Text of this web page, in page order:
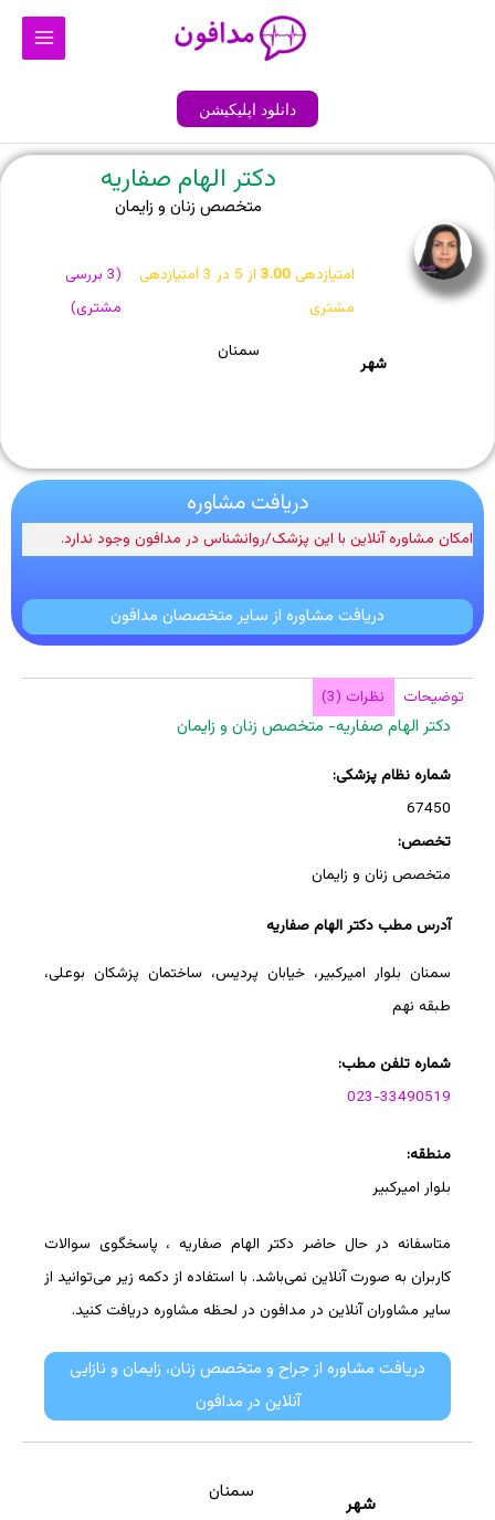
Main
دانلود اپلیکیشن
دکتر الهام صفاریه
متخصص زنان و زایمان
امتیازدهی3.00 از 5 در 3 امتیازدهی
مشتری
(
3 بررسی
مشتری)
شهر
سمنان
دریافت مشاوره
امکان مشاوره آنلاین با این پزشک/روانشناس در مدافون وجود ندارد.
دریافت مشاوره از سایر متخصصان مدافون
توضیحات نظرات (3)
دکتر الهام صفاریه- متخصص زنان و زایمان
شماره نظام پزشکی:
67450
تخصص:
متخصص زنان و زایمان
آدرس مطب دکتر الهام صفاریه
سمنان بلوار امیرکبیر، خیابان پردیس، ساختمان پزشکان بوعلی،
طبقه نهم
شماره تلفن مطب:
023-33490519
منطقه:
بلوار امیرکبیر
متاسفانه در حال حاضر دکتر الهام صفاریه ، پاسخگوی سوالات
کاربران به صورت آنلاین نمی‌باشد. با استفاده از دکمه زیر می‌توانید از
سایر مشاوران آنلاین در مدافون در لحظه مشاوره دریافت کنید.
دریافت مشاوره از جراح و متخصص زنان، زایمان و نازایی
آنلاین در مدافون
شهر
سمنان